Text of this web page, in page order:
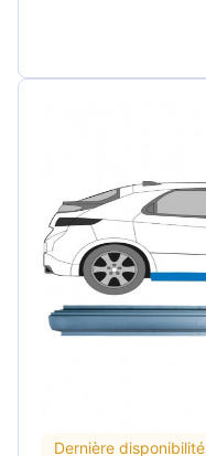
Dernière disponibilité